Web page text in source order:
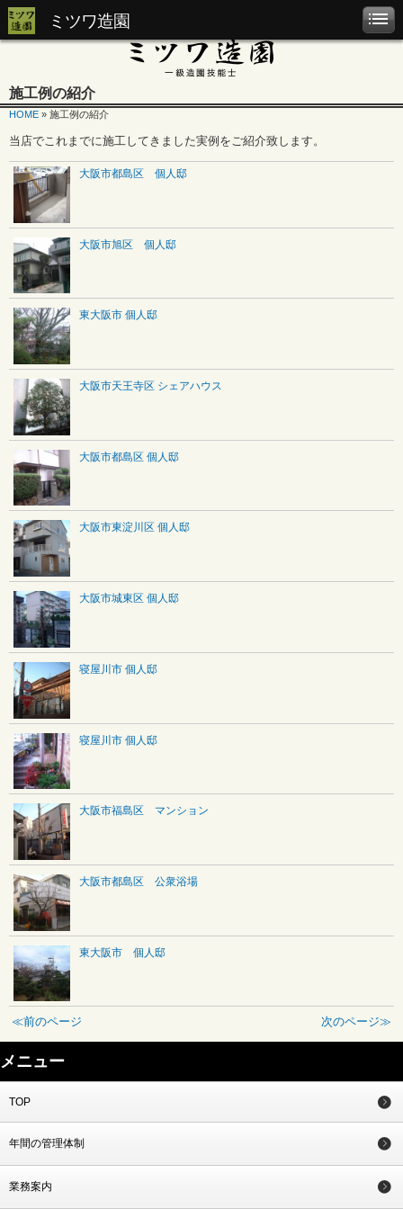
ミツワ造園
施工例の紹介
HOME » 施工例の紹介
当店でこれまでに施工してきました実例をご紹介致します。
大阪市都島区 個人邸
大阪市旭区 個人邸
東大阪市 個人邸
大阪市天王寺区 シェアハウス
大阪市都島区 個人邸
大阪市東淀川区 個人邸
大阪市城東区 個人邸
寝屋川市 個人邸
寝屋川市 個人邸
大阪市福島区 マンション
大阪市都島区 公衆浴場
東大阪市 個人邸
≪前のページ 次のページ≫
メニュー
TOP
年間の管理体制
業務案内